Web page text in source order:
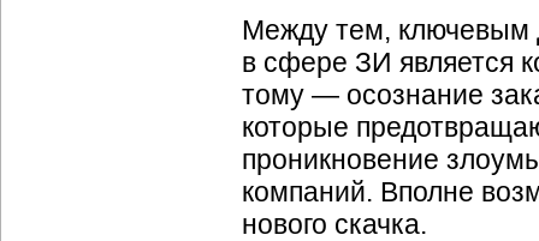
Между тем, ключевым
в сфере ЗИ является
тому — осознание
которые
проникновение
компаний. Вполне
нового скачка.